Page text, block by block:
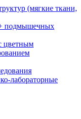
(мягкие ткани,
подмышечных
цветным
лабораторные